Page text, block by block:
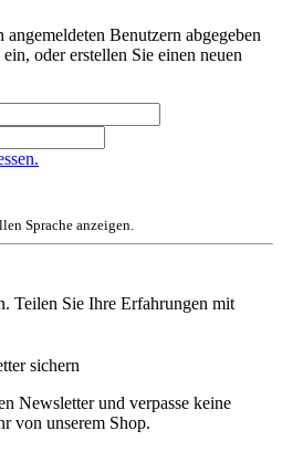
Benutzern abgegeben
oder erstellen Sie einen neuen
Sprache anzeigen.
Teilen Sie Ihre Erfahrungen mit
sichern
Newsletter und verpasse keine
von unserem Shop.